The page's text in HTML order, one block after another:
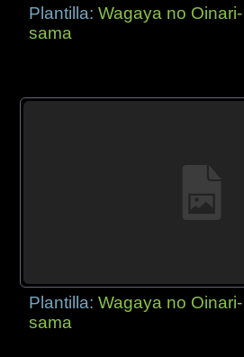
Plantilla:Wagaya no Oinari-
sama
Plantilla:Wagaya no Oinari-
sama